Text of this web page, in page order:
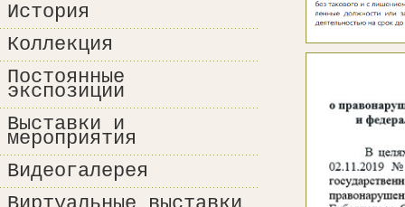
История
Коллекция
Постоянные
экспозиции
Выставки и
мероприятия
Видеогалерея